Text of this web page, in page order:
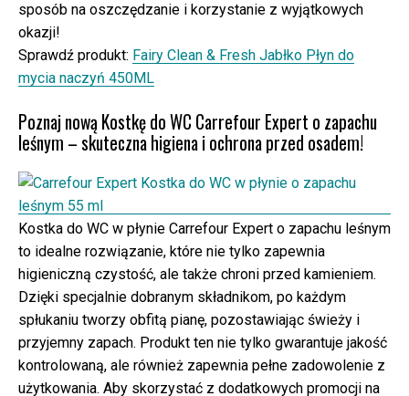
sposób na oszczędzanie i korzystanie z wyjątkowych
okazji!
Sprawdź produkt: Fairy Clean & Fresh Jabłko Płyn do
mycia naczyń 450ML
Poznaj nową Kostkę do WC Carrefour Expert o zapachu
leśnym – skuteczna higiena i ochrona przed osadem!
Kostka do WC w płynie Carrefour Expert o zapachu leśnym
to idealne rozwiązanie, które nie tylko zapewnia
higieniczną czystość, ale także chroni przed kamieniem.
Dzięki specjalnie dobranym składnikom, po każdym
spłukaniu tworzy obfitą pianę, pozostawiając świeży i
przyjemny zapach. Produkt ten nie tylko gwarantuje jakość
kontrolowaną, ale również zapewnia pełne zadowolenie z
użytkowania. Aby skorzystać z dodatkowych promocji na